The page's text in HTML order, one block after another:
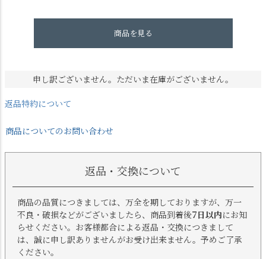
商品を見る
申し訳ございません。ただいま在庫がございません。
返品特約について
商品についてのお問い合わせ
返品・交換について
商品の品質につきましては、万全を期しておりますが、万一
不良・破損などがございましたら、商品到着後7日以内にお知
らせください。お客様都合による返品・交換につきまして
は、誠に申し訳ありませんがお受け出来ません。予めご了承
ください。